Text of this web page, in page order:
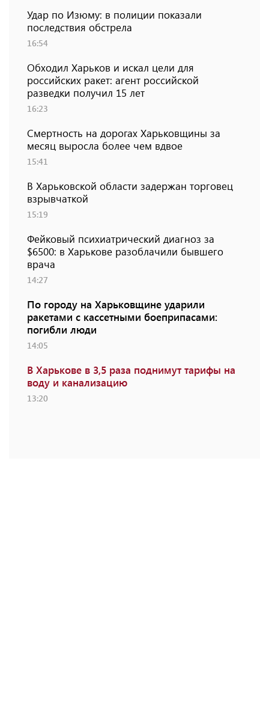
Удар по Изюму: в полиции показали
последствия обстрела
16:54
Обходил Харьков и искал цели для
российских ракет: агент российской
разведки получил 15 лет
16:23
Смертность на дорогах Харьковщины за
месяц выросла более чем вдвое
15:41
В Харьковской области задержан торговец
взрывчаткой
15:19
Фейковый психиатрический диагноз за
$6500: в Харькове разоблачили бывшего
врача
14:27
По городу на Харьковщине ударили
ракетами с кассетными боеприпасами:
погибли люди
14:05
В Харькове в 3,5 раза поднимут тарифы на
воду и канализацию
13:20